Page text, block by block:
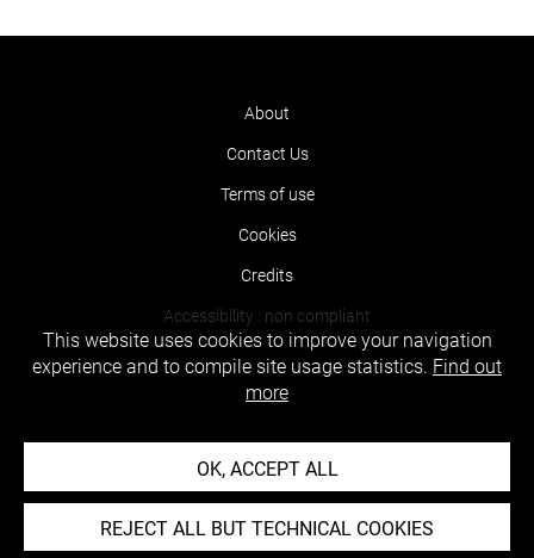
About
Contact Us
Terms of use
Cookies
Credits
Accessibility : non compliant
This website uses cookies to improve your navigation
experience and to compile site usage statistics. Find out
more
OK, ACCEPT ALL
REJECT ALL BUT TECHNICAL COOKIES